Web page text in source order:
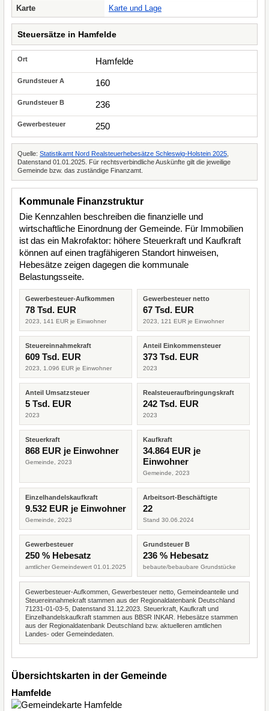
Karte
Karte und Lage
Steuersätze in Hamfelde
Hamfelde
160
236
250
Quelle: Statistikamt Nord Realsteuerhebesätze Schleswig-Holstein 2025
Datenstand 01.01.2025. Für rechtsverbindliche Auskünfte gilt die jeweilige
Gemeinde bzw. das zuständige Finanzamt.
Kommunale Finanzstruktur
Die Kennzahlen beschreiben die finanzielle und
wirtschaftliche Einordnung der Gemeinde. Für Immobilien
ist das ein Makrofaktor: höhere Steuerkraft und Kaufkraft
können auf einen tragfähigeren Standort hinweisen,
Hebesätze zeigen dagegen die kommunale
Belastungsseite.
Gewerbesteuer-Aufkommen
78 Tsd. EUR
2023, 141 EUR je Einwohner
Gewerbesteuer netto
67 Tsd. EUR
2023, 121 EUR je Einwohner
Steuereinnahmekraft
609 Tsd. EUR
2023, 1.096 EUR je Einwohner
Anteil Einkommensteuer
373 Tsd. EUR
2023
Anteil Umsatzsteuer
5 Tsd. EUR
2023
Realsteueraufbringungskraft
242 Tsd. EUR
2023
Steuerkraft
868 EUR je Einwohner
Gemeinde, 2023
Kaufkraft
34.864 EUR je
Einwohner
Gemeinde, 2023
Einzelhandelskaufkraft
9.532 EUR je Einwohner
Gemeinde, 2023
Arbeitsort-Beschäftigte
22
Stand 30.06.2024
Gewerbesteuer
250 % Hebesatz
amtlicher Gemeindewert 01.01.2025
Grundsteuer B
236 % Hebesatz
bebaute/bebaubare Grundstücke
Gewerbesteuer-Aufkommen, Gewerbesteuer netto, Gemeindeanteile und
Steuereinnahmekraft stammen aus der Regionaldatenbank Deutschland
71231-01-03-5, Datenstand 31.12.2023. Steuerkraft, Kaufkraft und
Einzelhandelskaufkraft stammen aus BBSR INKAR. Hebesätze stammen
aus der Regionaldatenbank Deutschland bzw. aktuelleren amtlichen
Landes- oder Gemeindedaten.
Übersichtskarten in der Gemeinde
Hamfelde